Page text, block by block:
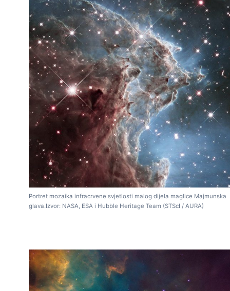
Portret mozaika infracrvene svjetlosti malog dijela maglice Majmunska
glava.Izvor: NASA, ESA i Hubble Heritage Team (STScI / AURA)